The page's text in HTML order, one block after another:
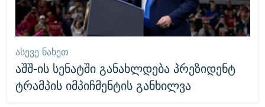
ᲐᲡᲔᲕᲔ ᲜᲐᲮᲔᲗ
აშშ-ის სენატში განახლდება პრეზიდენტ
ტრამპის იმპიჩმენტის განხილვა